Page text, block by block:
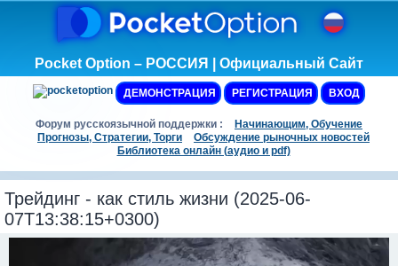
Pocket Option – РОССИЯ | Официальный Сайт
ДЕМОНСТРАЦИЯ РЕГИСТРАЦИЯ ВХОД
Форум русскоязычной поддержки :
Начинающим, Обучение
Прогнозы, Стратегии, Торги
Обсуждение рыночных новостей
Библиотека онлайн (аудио и pdf)
Трейдинг - как стиль жизни (2025-06-
07T13:38:15+0300)